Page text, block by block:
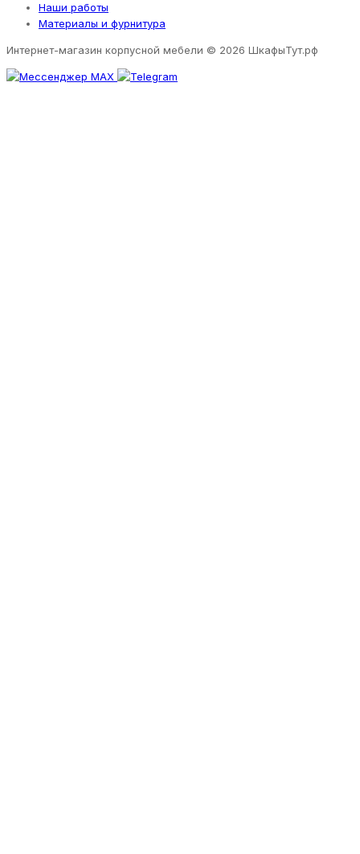
Наши работы
Материалы и фурнитура
Интернет-магазин корпусной мебели © 2026 ШкафыТут.рф